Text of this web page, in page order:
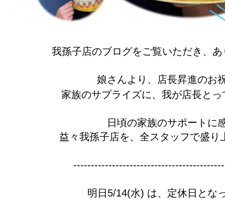
我孫子店のブログをご覧いただき、
娘さんより、店長昇進のお
家族のサプライズに、我が店長と
日頃の家族のサポートに
益々我孫子店を、全スタッフで盛り
明日5/14(水) は、定休日とな